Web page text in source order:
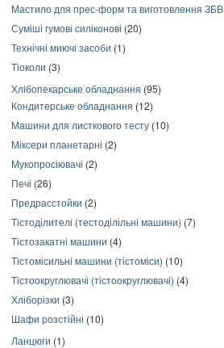
Мастило для прес-форм та виготовлення ЗБВ
Суміші гумові силіконові (20)
Технічні миючі засоби (1)
Тіоколи (3)
Хлібопекарське обладнання (95)
Кондитерське обладнання (12)
Машини для листкового тесту (10)
Міксери планетарні (2)
Мукопросіювачі (2)
Печі (26)
Предрасстойки (2)
Тістоділителі (тестоділільні машини) (7)
Тістозакатні машини (4)
Тістомісильні машини (тістоміси) (10)
Тістоокруглювачі (тістоокруглювачі) (4)
Хліборізки (3)
Шафи розстійні (10)
Ланцюги (1)